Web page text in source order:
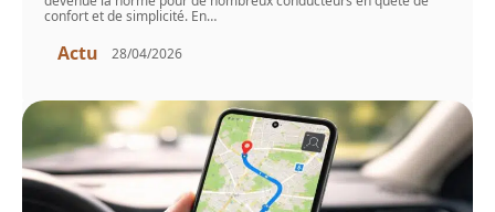
confort et de simplicité. En…
Actu 28/04/2026